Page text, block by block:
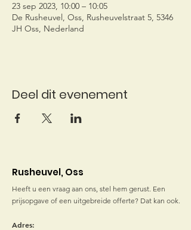
23 sep 2023, 10:00 – 10:05
De Rusheuvel, Oss, Rusheuvelstraat 5, 5346
JH Oss, Nederland
Deel dit evenement
Rusheuvel, Oss
Heeft u een vraag aan ons, stel hem gerust. Een
prijsopgave of een uitgebreide offerte? Dat kan ook.
Adres: